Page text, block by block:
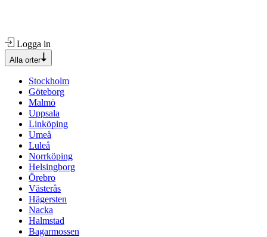
Logga in
Alla orter
Stockholm
Göteborg
Malmö
Uppsala
Linköping
Umeå
Luleå
Norrköping
Helsingborg
Örebro
Västerås
Hägersten
Nacka
Halmstad
Bagarmossen